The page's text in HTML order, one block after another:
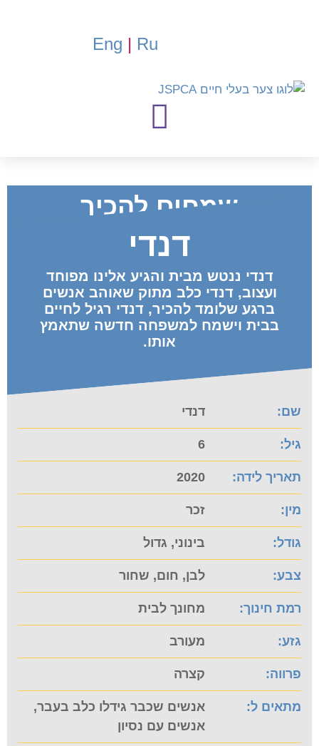
Eng | Ru
שמחים להכיר
זהות
דנדי
דנדי ננטש מבית והגיע אלינו מפוחד
ועצוב, דנדי כלב מתוק שאוהב אנשים
ברגע שלומד להכיר, דנדי רגיל לחיים
בבית וישמח למשפחה חדשה שתאמץ
אותו.
שם: דנדי
גיל: 6
תאריך לידה: 2020
מין: זכר
גודל: בינוני, גדול
צבע: לבן, חום, שחור
רמת חינוך: מחונך לבית
גזע: מעורב
פרווה: קצרה
מתאים ל:
אנשים שכבר גידלו כלב בעבר,
אנשים עם נסיון